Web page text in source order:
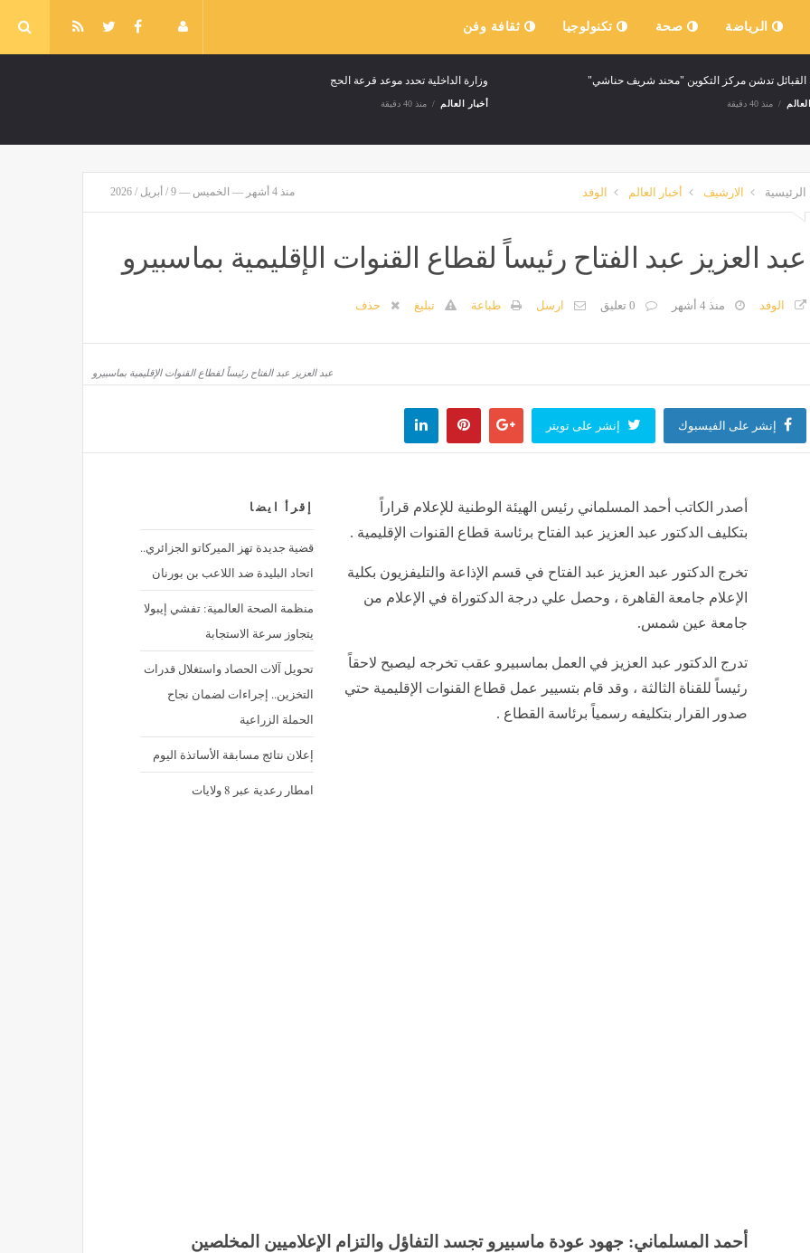
الرياضة صحة تكنولوجيا ثقافة وفن
القبائل تدشن مركز التكوين "محند شريف حناشي"
منذ 40 دقيقة
وزارة الداخلية تحدد موعد قرعة الحج
أخبار العالم منذ 40 دقيقة
الرئيسية الارشيف أخبار العالم الوفد منذ 4 أشهر — الخميس — 9 / أبريل / 2026
عبد العزيز عبد الفتاح رئيساً لقطاع القنوات الإقليمية بماسبيرو
الوفد منذ 4 أشهر 0 تعليق ارسل طباعة تبليغ حذف
عبد العزيز عبد الفتاح رئيساً لقطاع القنوات الإقليمية بماسبيرو
إنشر على الفيسبوك إنشر على تويتر
إقرأ ايضا
قضية جديدة تهز الميركاتو الجزائري..
اتحاد البليدة ضد اللاعب بن بورنان
منظمة الصحة العالمية: تفشي إيبولا
يتجاوز سرعة الاستجابة
تحويل آلات الحصاد واستغلال قدرات
التخزين.. إجراءات لضمان نجاح
الحملة الزراعية
إعلان نتائج مسابقة الأساتذة اليوم
امطار رعدية عبر 8 ولايات
أصدر الكاتب أحمد المسلماني رئيس الهيئة الوطنية للإعلام قراراً
بتكليف الدكتور عبد العزيز عبد الفتاح برئاسة قطاع القنوات الإقليمية .
تخرج الدكتور عبد العزيز عبد الفتاح في قسم الإذاعة والتليفزيون بكلية
الإعلام جامعة القاهرة ، وحصل علي درجة الدكتوراة في الإعلام من
جامعة عين شمس.
تدرج الدكتور عبد العزيز في العمل بماسبيرو عقب تخرجه ليصبح لاحقاً
رئيساً للقناة الثالثة ، وقد قام بتسيير عمل قطاع القنوات الإقليمية حتي
صدور القرار بتكليفه رسمياً برئاسة القطاع .
أحمد المسلماني: جهود عودة ماسبيرو تجسد التفاؤل والتزام الإعلاميين المخلصين